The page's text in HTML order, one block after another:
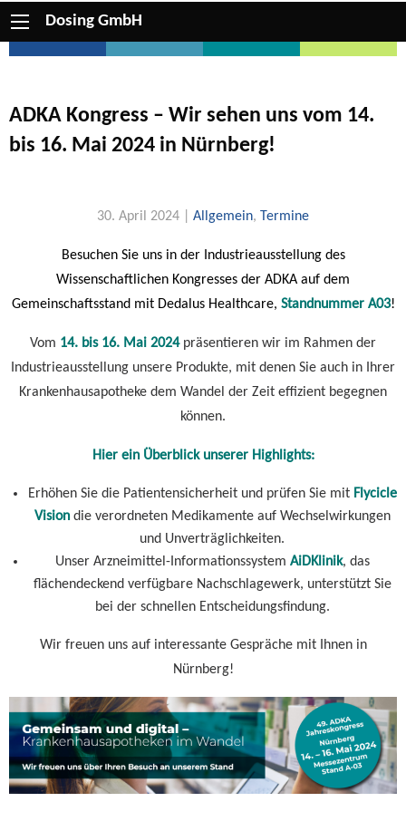
Dosing GmbH
ADKA Kongress – Wir sehen uns vom 14.
bis 16. Mai 2024 in Nürnberg!
30. April 2024 | Allgemein, Termine
Besuchen Sie uns in der Industrieausstellung des
Wissenschaftlichen Kongresses der ADKA auf dem
Gemeinschaftsstand mit Dedalus Healthcare, Standnummer A03!
Vom 14. bis 16. Mai 2024präsentieren wir im Rahmen der
Industrieausstellung unsere Produkte, mit denen Sie auch in Ihrer
Krankenhausapotheke dem Wandel der Zeit effizient begegnen
können.
Hier ein Überblick unserer Highlights:
Erhöhen Sie die Patientensicherheit und prüfen Sie mit Flycicle
Visiondie verordneten Medikamente auf Wechselwirkungen
und Unverträglichkeiten.
Unser Arzneimittel-Informationssystem AiDKlinik, das
flächendeckend verfügbare Nachschlagewerk, unterstützt Sie
bei der schnellen Entscheidungsfindung.
Wir freuen uns auf interessante Gespräche mit Ihnen in
Nürnberg!